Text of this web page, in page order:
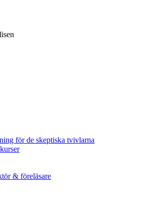
för de skeptiska tvivlarna
& föreläsare